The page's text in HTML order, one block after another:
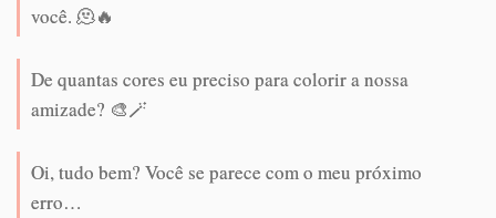
você. 🫠🔥
De quantas cores eu preciso para colorir a nossa
amizade? 🎨🪄
Oi, tudo bem? Você se parece com o meu próximo
erro…